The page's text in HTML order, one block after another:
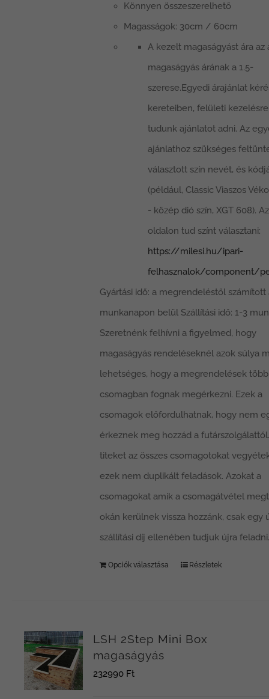
Könnyen összeszerelhető
Magasságok: 30cm / 60cm
A kezelt magaságyást ára az
magaságyás árának a 1.5-
szerese.Egyedi árajánlat
kereteiben, felületi
tudunk ajánlatot adni. Az
ajánlathoz szükséges
választott szín nevét, és
(például, Classic Viaszos
- közép dió szín, XGT 608).
oldalon tud színt választani:
https://milesi.hu/ipari-
felhasznalok/component/
Gyártási idő: a megrendeléstől számított
munkanapon belül Szállítási idő: 1-3
Szeretnénk felhívni a figyelmed, hogy
magaságyás rendeléseknél azok súlya
lehetséges, hogy a megrendelések több
csomagban fognak megérkezni. Ezek a
csomagok előfordulhatnak, hogy nem
érkeznek meg hozzád a
titeket az összes csomagotokat
ezek nem duplikált feladások. Azokat a
csomagokat amik a csomagátvétel
okán kerülnek vissza hozzánk, csak egy
szállítási díj ellenében tudjuk újra feladni.
Opciók választása Részletek
LSH 2Step Mini Box
magaságyás
232990 Ft